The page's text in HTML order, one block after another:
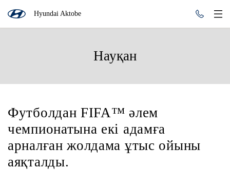
Hyundai Aktobe
Науқан
Футболдан FIFA™ әлем
чемпионатына екі адамға
арналған жолдама ұтыс ойыны
аяқталды.